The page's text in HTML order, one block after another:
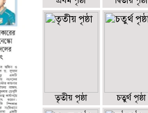
তৃতীয় পৃষ্ঠা চতুর্থ পৃষ্ঠা